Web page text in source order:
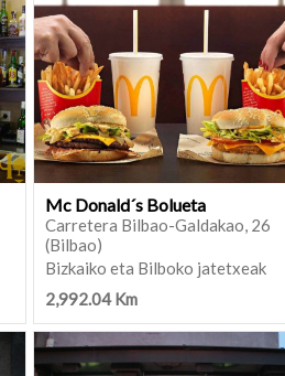
Mc Donald´s Bolueta
Carretera Bilbao-Galdakao, 26
(Bilbao)
Bizkaiko eta Bilboko jatetxeak
2,992.04 Km